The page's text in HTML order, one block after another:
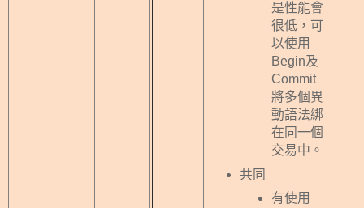
是性能會
很低，可
以使用
Begin及
Commit
將多個異
動語法綁
在同一個
交易中。
共同
有使用